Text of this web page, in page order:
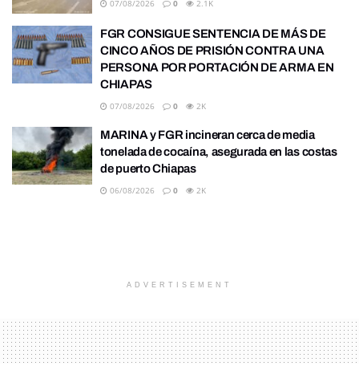
07/08/2026 0 2.1K
FGR CONSIGUE SENTENCIA DE MÁS DE
CINCO AÑOS DE PRISIÓN CONTRA UNA
PERSONA POR PORTACIÓN DE ARMA EN
CHIAPAS
07/08/2026 0 2K
MARINA y FGR incineran cerca de media
tonelada de cocaína, asegurada en las costas
de puerto Chiapas
06/08/2026 0 2K
ADVERTISEMENT